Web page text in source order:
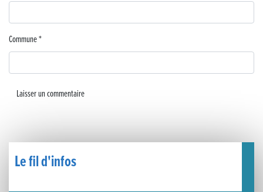
🧗‍♂️ Open d’escalade
BOCA no BECO pour le lancement du Couleurs Jazz Festival !
Une visite pleine de saveurs à La Ferme du Coq Bressan à Courlaoux !
Le Carnavélo 2025 a illuminé Lons-le-Saunier !
Le fil d'infos
Commune*